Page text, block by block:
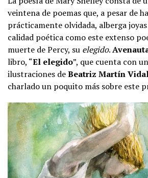
veintena de poemas que, a pesar de
prácticamente olvidada, alberga
calidad poética como este extenso
muerte de Percy, su elegido.
libro, “El elegido”, que cuenta con
ilustraciones deBeatriz Martín
charlado un poquito más sobre este